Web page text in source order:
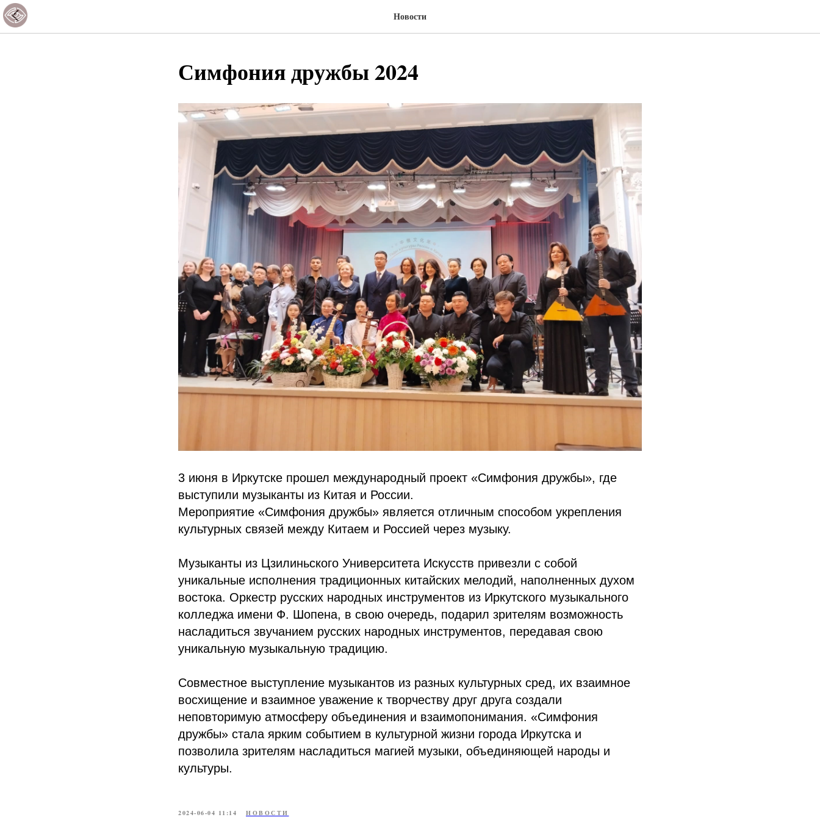
Новости
Симфония дружбы 2024
3 июня в Иркутске прошел международный проект «Симфония дружбы», где
выступили музыканты из Китая и России.
Мероприятие «Симфония дружбы» является отличным способом укрепления
культурных связей между Китаем и Россией через музыку.
Музыканты из Цзилиньского Университета Искусств привезли с собой
уникальные исполнения традиционных китайских мелодий, наполненных духом
востока. Оркестр русских народных инструментов из Иркутского музыкального
колледжа имени Ф. Шопена, в свою очередь, подарил зрителям возможность
насладиться звучанием русских народных инструментов, передавая свою
уникальную музыкальную традицию.
Совместное выступление музыкантов из разных культурных сред, их взаимное
восхищение и взаимное уважение к творчеству друг друга создали
неповторимую атмосферу объединения и взаимопонимания. «Симфония
дружбы» стала ярким событием в культурной жизни города Иркутска и
позволила зрителям насладиться магией музыки, объединяющей народы и
культуры.
2024-06-04 11:14 НОВОСТИ